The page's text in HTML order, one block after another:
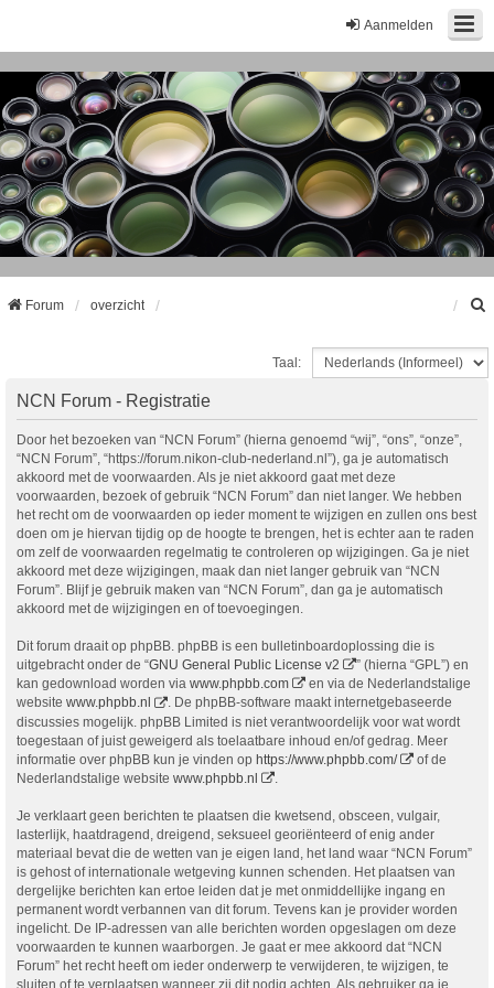
Aanmelden
Forum overzicht
Taal:
NCN Forum - Registratie
Door het bezoeken van “NCN Forum” (hierna genoemd “wij”, “ons”, “onze”,
“NCN Forum”, “https://forum.nikon-club-nederland.nl”), ga je automatisch
akkoord met de voorwaarden. Als je niet akkoord gaat met deze
voorwaarden, bezoek of gebruik “NCN Forum” dan niet langer. We hebben
het recht om de voorwaarden op ieder moment te wijzigen en zullen ons best
doen om je hiervan tijdig op de hoogte te brengen, het is echter aan te raden
om zelf de voorwaarden regelmatig te controleren op wijzigingen. Ga je niet
akkoord met deze wijzigingen, maak dan niet langer gebruik van “NCN
Forum”. Blijf je gebruik maken van “NCN Forum”, dan ga je automatisch
akkoord met de wijzigingen en of toevoegingen.
Dit forum draait op phpBB. phpBB is een bulletinboardoplossing die is
uitgebracht onder de “GNU General Public License v2
” (hierna “GPL”) en
kan gedownload worden via www.phpbb.com
en via de Nederlandstalige
website www.phpbb.nl
. De phpBB-software maakt internetgebaseerde
discussies mogelijk. phpBB Limited is niet verantwoordelijk voor wat wordt
toegestaan of juist geweigerd als toelaatbare inhoud en/of gedrag. Meer
informatie over phpBB kun je vinden op https://www.phpbb.com/
of de
Nederlandstalige website www.phpbb.nl .
Je verklaart geen berichten te plaatsen die kwetsend, obsceen, vulgair,
lasterlijk, haatdragend, dreigend, seksueel georiënteerd of enig ander
materiaal bevat die de wetten van je eigen land, het land waar “NCN Forum”
is gehost of internationale wetgeving kunnen schenden. Het plaatsen van
dergelijke berichten kan ertoe leiden dat je met onmiddellijke ingang en
permanent wordt verbannen van dit forum. Tevens kan je provider worden
ingelicht. De IP-adressen van alle berichten worden opgeslagen om deze
voorwaarden te kunnen waarborgen. Je gaat er mee akkoord dat “NCN
Forum” het recht heeft om ieder onderwerp te verwijderen, te wijzigen, te